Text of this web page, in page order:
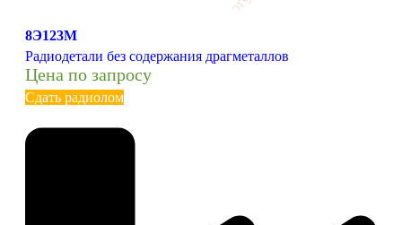
8Э123М
Радиодетали без содержания драгметаллов
Цена по запросу
Сдать радиолом